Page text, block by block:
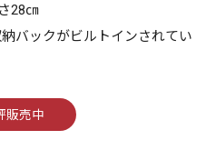
28㎝
バックがビルトインされてい
販売中